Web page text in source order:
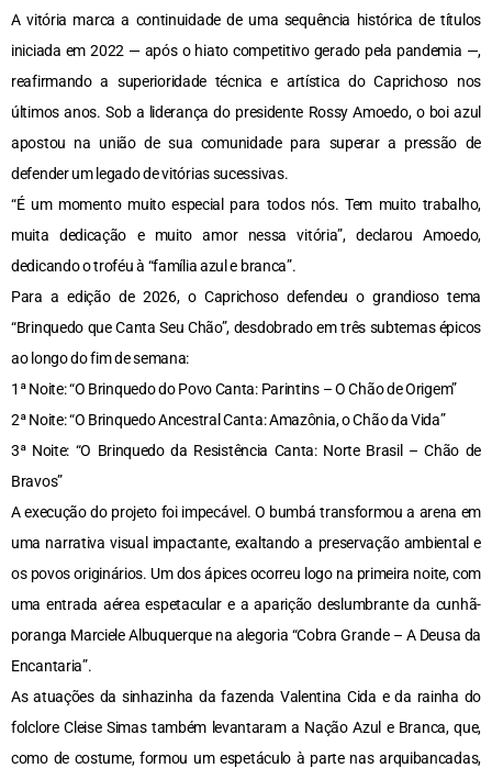
A vitória marca a continuidade de uma sequência histórica de títulos
iniciada em 2022 — após o hiato competitivo gerado pela pandemia —,
reafirmando a superioridade técnica e artística do Caprichoso nos
últimos anos. Sob a liderança do presidente Rossy Amoedo, o boi azul
apostou na união de sua comunidade para superar a pressão de
defender um legado de vitórias sucessivas.
“É um momento muito especial para todos nós. Tem muito trabalho,
muita dedicação e muito amor nessa vitória”, declarou Amoedo,
dedicando o troféu à “família azul e branca”.
Para a edição de 2026, o Caprichoso defendeu o grandioso tema
“Brinquedo que Canta Seu Chão”, desdobrado em três subtemas épicos
ao longo do fim de semana:
1ª Noite: “O Brinquedo do Povo Canta: Parintins – O Chão de Origem”
2ª Noite: “O Brinquedo Ancestral Canta: Amazônia, o Chão da Vida”
3ª Noite: “O Brinquedo da Resistência Canta: Norte Brasil – Chão de
Bravos”
A execução do projeto foi impecável. O bumbá transformou a arena em
uma narrativa visual impactante, exaltando a preservação ambiental e
os povos originários. Um dos ápices ocorreu logo na primeira noite, com
uma entrada aérea espetacular e a aparição deslumbrante da cunhã-
poranga Marciele Albuquerque na alegoria “Cobra Grande – A Deusa da
Encantaria”.
As atuações da sinhazinha da fazenda Valentina Cida e da rainha do
folclore Cleise Simas também levantaram a Nação Azul e Branca, que,
como de costume, formou um espetáculo à parte nas arquibancadas,